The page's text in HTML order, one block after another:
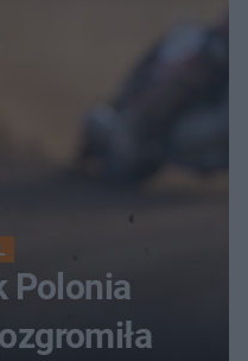
Polonia